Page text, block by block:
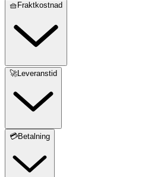
🧺Fraktkostnad
🚀Leveranstid
💳Betalning